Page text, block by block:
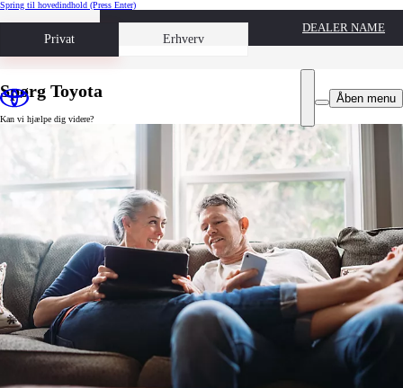
Spring til hovedindhold (Press Enter)
Privat Erhverv
Book prøvetur
DEALER NAME
Åben menu
Spørg Toyota
Kan vi hjælpe dig videre?